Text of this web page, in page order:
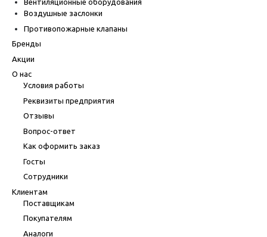
Вентиляционные оборудования
Воздушные заслонки
Противопожарные клапаны
Бренды
Акции
О нас
Условия работы
Реквизиты предприятия
Отзывы
Вопрос-ответ
Как оформить заказ
Госты
Сотрудники
Клиентам
Поставщикам
Покупателям
Аналоги